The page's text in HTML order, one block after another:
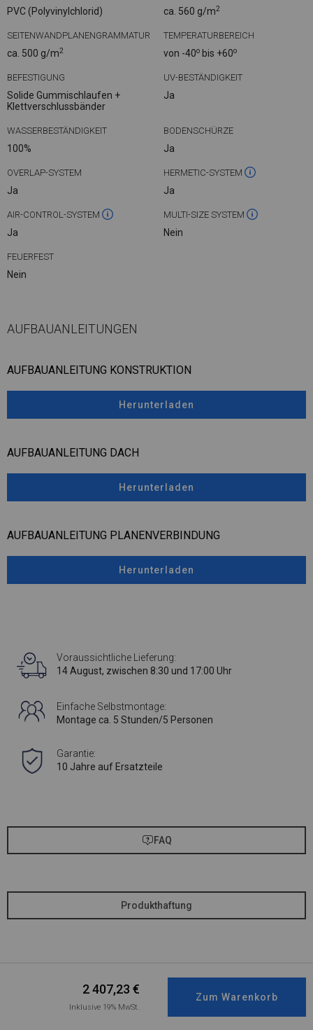
PVC (Polyvinylchlorid) ca. 560 g/m2
SEITENWANDPLANENGRAMMATUR
ca. 500 g/m2
TEMPERATURBEREICH
von -40o bis +60o
BEFESTIGUNG
Solide Gummischlaufen +
Klettverschlussbänder
UV-BESTÄNDIGKEIT
Ja
WASSERBESTÄNDIGKEIT
100%
BODENSCHÜRZE
Ja
OVERLAP-SYSTEM
Ja
HERMETIC-SYSTEM
Ja
AIR-CONTROL-SYSTEM
Ja
MULTI-SIZE SYSTEM
Nein
FEUERFEST
Nein
AUFBAUANLEITUNGEN
AUFBAUANLEITUNG KONSTRUKTION
Herunterladen
AUFBAUANLEITUNG DACH
Herunterladen
AUFBAUANLEITUNG PLANENVERBINDUNG
Herunterladen
Voraussichtliche Lieferung:
14 August, zwischen 8:30 und 17:00 Uhr
Einfache Selbstmontage:
Montage ca. 5 Stunden/5 Personen
Garantie:
10 Jahre auf Ersatzteile
FAQ
Produkthaftung
2 407,23€
Inklusive 19% MwSt.